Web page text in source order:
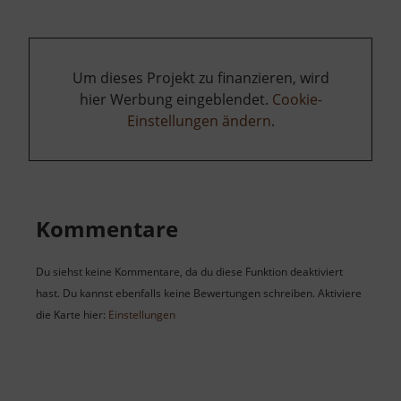
Um dieses Projekt zu finanzieren, wird
hier Werbung eingeblendet. Cookie-
Einstellungen ändern.
Kommentare
Du siehst keine Kommentare, da du diese Funktion deaktiviert
hast. Du kannst ebenfalls keine Bewertungen schreiben. Aktiviere
die Karte hier: Einstellungen